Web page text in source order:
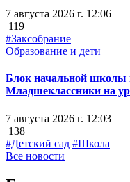
7 августа 2026 г. 12:06
119
#Заксобрание
Образование и дети
Блок начальной школы
Младшеклассники на
7 августа 2026 г. 12:03
138
#Детский сад #Школа
Все новости